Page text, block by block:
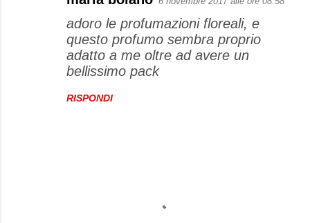
adoro le profumazioni floreali, e
questo profumo sembra proprio
adatto a me oltre ad avere un
bellissimo pack
RISPONDI